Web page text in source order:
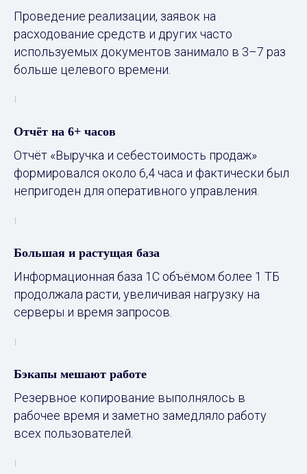
Проведение реализации, заявок на
расходование средств и других часто
используемых документов занимало в 3–7 раз
больше целевого времени.
Отчёт на 6+ часов
Отчёт «Выручка и себестоимость продаж»
формировался около 6,4 часа и фактически был
непригоден для оперативного управления.
Большая и растущая база
Информационная база 1С объёмом более 1 ТБ
продолжала расти, увеличивая нагрузку на
серверы и время запросов.
Бэкапы мешают работе
Резервное копирование выполнялось в
рабочее время и заметно замедляло работу
всех пользователей.